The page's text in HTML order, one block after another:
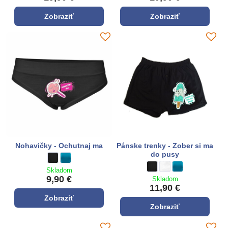
Zobraziť Zobraziť
Nohavičky - Ochutnaj ma
Nohavičky - Ochutnaj ma - Farba:
čiernaNohavičky - Ochutnaj ma - Farba:
tyrkysová modrá
Skladom
9,90 €
Zobraziť
Pánske trenky - Zober si ma
do pusy
Pánske trenky - Zober si
Pánske trenky -
bielaPánske trenky -
tyrkysová modrá
Skladom
11,90 €
Zobraziť